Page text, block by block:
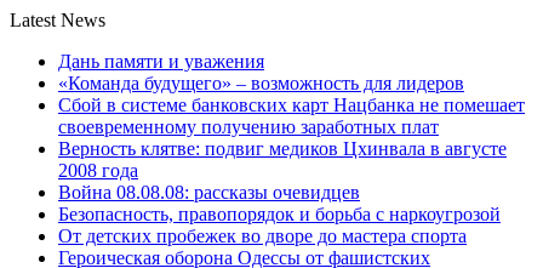
Latest News
Дань памяти и уважения
«Команда будущего» – возможность для лидеров
Сбой в системе банковских карт Нацбанка не помешает
своевременному получению заработных плат
Верность клятве: подвиг медиков Цхинвала в августе
2008 года
Война 08.08.08: рассказы очевидцев
Безопасность, правопорядок и борьба с наркоугрозой
От детских пробежек во дворе до мастера спорта
Героическая оборона Одессы от фашистских